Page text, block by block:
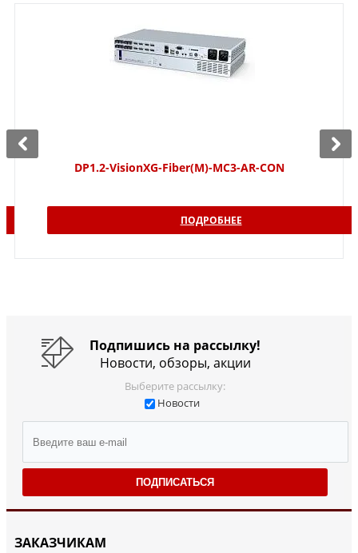
DP1.2-VisionXG-Fiber(M)-MC3-AR-CON
ПОДРОБНЕЕ
Подпишись на рассылку!
Новости, обзоры, акции
Выберите рассылку:
Новости
ПОДПИСАТЬСЯ
ЗАКАЗЧИКАМ